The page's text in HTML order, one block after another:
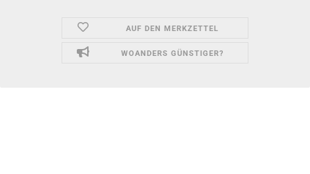
AUF DEN MERKZETTEL
WOANDERS GÜNSTIGER?